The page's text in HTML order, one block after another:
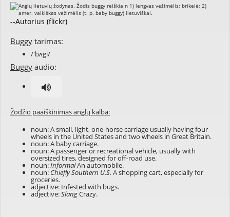
--Autorius (flickr)
Buggy tarimas:
/'bʌgi/
Buggy audio:
Žodžio paaiškinimas anglų kalba:
noun: A small, light, one-horse carriage usually having four
wheels in the United States and two wheels in Great Britain.
noun: A baby carriage.
noun: A passenger or recreational vehicle, usually with
oversized tires, designed for off-road use.
noun:InformalAn automobile.
noun: Chiefly Southern U.S. A shopping cart, especially for
groceries.
adjective: Infested with bugs.
adjective:SlangCrazy.